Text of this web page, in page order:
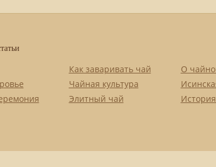
Как заваривать чай
Чайная культура
Элитный чай
О